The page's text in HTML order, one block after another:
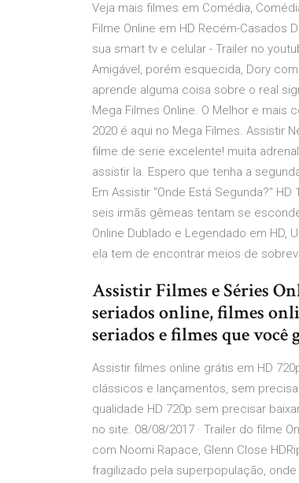
Veja mais filmes em Comédia,
Filme Online em HD Recém-Casados
sua smart tv e celular - Trailer no
Amigável, porém esquecida, Dory
aprende alguma coisa sobre o real
Mega Filmes Online. O Melhor e
2020 é aqui no Mega Filmes. Assistir
filme de serie excelente! muita
assistir la. Espero que tenha a
Em Assistir "Onde Está Segunda?"
seis irmãs gêmeas tentam se
Online Dublado e Legendado em HD,
ela tem de encontrar meios de
Assistir Filmes e Séries
seriados online, filmes
seriados e filmes que você
Assistir filmes online grátis em HD
clássicos e lançamentos, sem
qualidade HD 720p sem precisar
no site. 08/08/2017 · Trailer do filme
com Noomi Rapace, Glenn Close
fragilizado pela superpopulação,